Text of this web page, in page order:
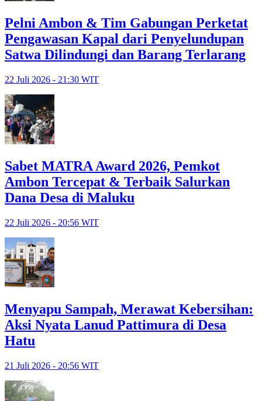
Pelni Ambon & Tim Gabungan Perketat
Pengawasan Kapal dari Penyelundupan
Satwa Dilindungi dan Barang Terlarang
22 Juli 2026 - 21:30 WIT
Sabet MATRA Award 2026, Pemkot
Ambon Tercepat & Terbaik Salurkan
Dana Desa di Maluku
22 Juli 2026 - 20:56 WIT
Menyapu Sampah, Merawat Kebersihan:
Aksi Nyata Lanud Pattimura di Desa
Hatu
21 Juli 2026 - 20:56 WIT